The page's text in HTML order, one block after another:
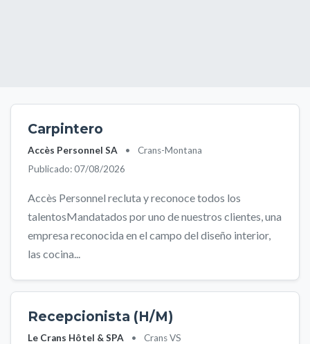
Carpintero
Accès Personnel SA •
Crans-Montana
Publicado: 07/08/2026
Accès Personnel recluta y reconoce todos los
talentosMandatados por uno de nuestros clientes, una
empresa reconocida en el campo del diseño interior,
las cocina...
Recepcionista (H/M)
Le Crans Hôtel & SPA •
Crans VS